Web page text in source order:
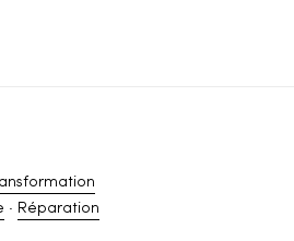
· Réparation